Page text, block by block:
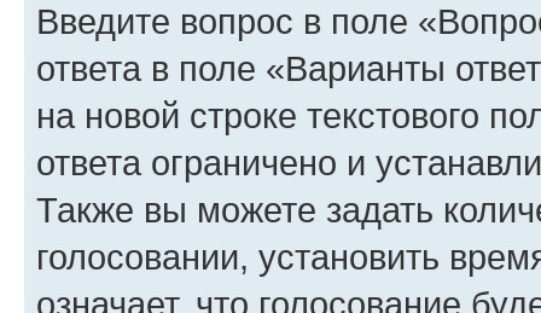
Введите вопрос в поле
ответа в поле «Варианты
на новой строке текстового
ответа ограничено и
Также вы можете задать
голосовании, установить
означает, что голосование